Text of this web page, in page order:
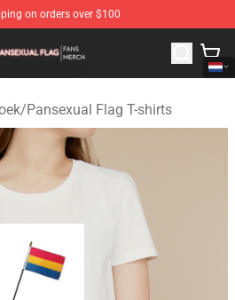
on orders over $100
- Official Pansexual Flag
/Pansexual Flag T-shirts